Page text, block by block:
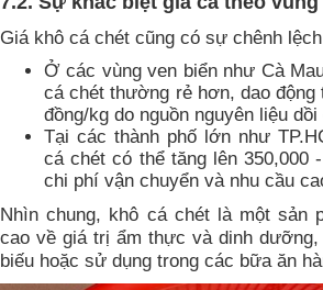
Giá khô cá chét cũng có sự chênh
Ở các vùng ven biển như Cà
cá chét thường rẻ hơn, dao động
đồng/kg do nguồn nguyên liệu dồi
Tại các thành phố lớn như
cá chét có thể tăng lên 350,000
chi phí vận chuyển và nhu cầu
Nhìn chung, khô cá chét là một sản
cao về giá trị ẩm thực và dinh
biếu hoặc sử dụng trong các bữa ăn